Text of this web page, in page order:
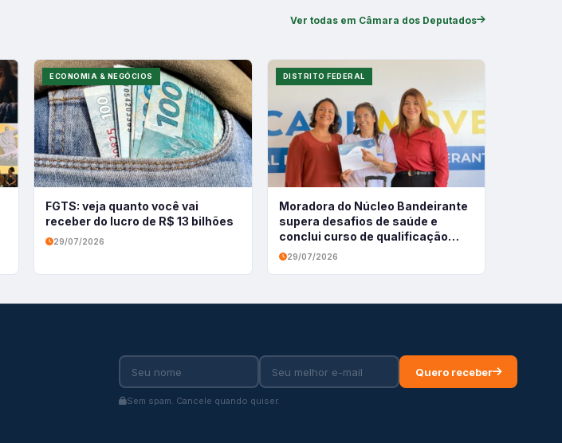
Ver todas em Câmara dos Deputados
ECONOMIA & NEGÓCIOS
FGTS: veja quanto você vai
receber do lucro de R$ 13 bilhões
29/07/2026
DISTRITO FEDERAL
Moradora do Núcleo Bandeirante
supera desafios de saúde e
conclui curso de qualificação
profissional
29/07/2026
Quero receber
Sem spam. Cancele quando quiser.